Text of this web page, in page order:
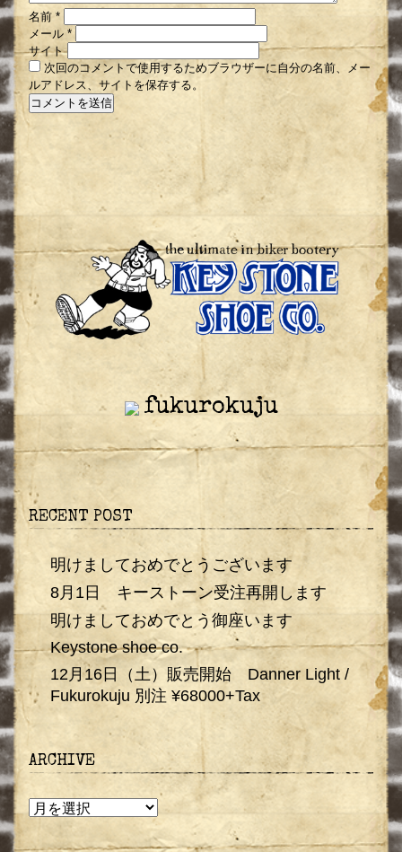
名前*
メール*
サイト
次回のコメントで使用するためブラウザーに自分の名前、メー
ルアドレス、サイトを保存する。
fukurokuju
RECENT POST
明けましておめでとうございます
8月1日 キーストーン受注再開します
明けましておめでとう御座います
Keystone shoe co.
12月16日（土）販売開始 Danner Light /
Fukurokuju 別注 ¥68000+Tax
ARCHIVE
ARCHIVE